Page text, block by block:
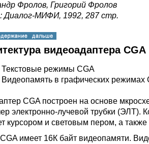
Фролов, Григорий Фролов
Диалог-МИФИ, 1992, 287 стр.
видеоадаптера CGA
Текстовые режимы CGA
Видеопамять в графических режимах
CGA построен на основе
электронно-лучевой трубки
курсором и световым пером, а
имеет 16К байт видеопамяти.